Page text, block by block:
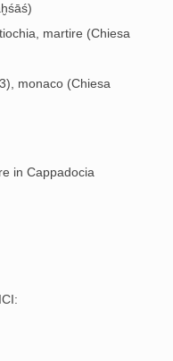
martire (Chiesa
monaco (Chiesa
in Cappadocia